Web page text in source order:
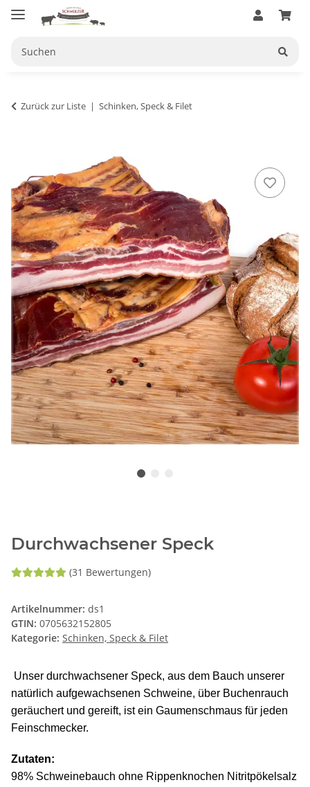
Zurück zur Liste Schinken, Speck & Filet
Durchwachsener Speck
(31 Bewertungen)
Artikelnummer: ds1
GTIN: 0705632152805
Kategorie: Schinken, Speck & Filet
Unser durchwachsener Speck, aus dem Bauch unserer
natürlich aufgewachsenen Schweine, über Buchenrauch
geräuchert und gereift, ist ein Gaumenschmaus für jeden
Feinschmecker.
Zutaten:
98% Schweinebauch ohne Rippenknochen Nitritpökelsalz